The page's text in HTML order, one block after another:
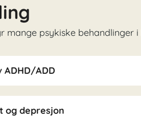
mange psykiske behandlinger i
ADHD/ADD
og depresjon